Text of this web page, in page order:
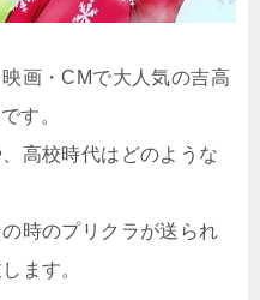
画・CMで大人気の吉高
す。
高校時代はどのような
時のプリクラが送られ
ます。